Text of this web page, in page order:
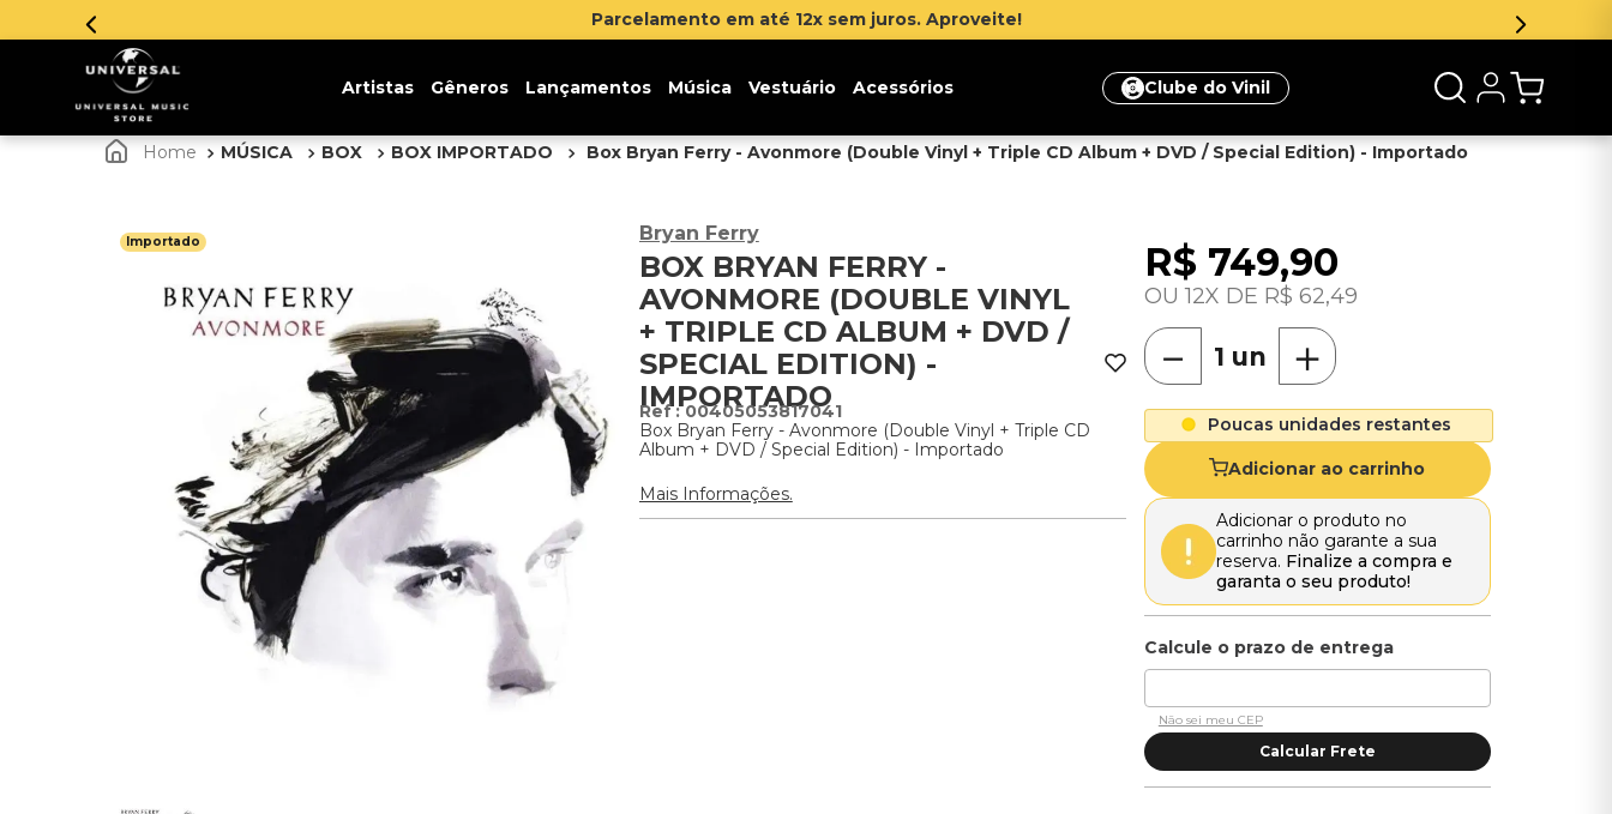
Inscreva-se na newsletter e ganhe 5% de desconto na sua primeira compra
Artistas Gêneros Lançamentos Música Vestuário Acessórios Clube do Vinil
MÚSICA BOX BOX IMPORTADO Box Bryan Ferry - Avonmore (Double Vinyl + Triple CD Album + DVD / Special Edition) - Importado
Importado Bryan Ferry
BOX BRYAN FERRY -
AVONMORE (DOUBLE VINYL
+ TRIPLE CD ALBUM + DVD /
SPECIAL EDITION) -
IMPORTADO
:00405053817041
Box Bryan Ferry - Avonmore (Double Vinyl + Triple CD
Album + DVD / Special Edition) - Importado
Mais Informações.
R$ 749,90
12 R$ 62,49
＋
－
Poucas unidades restantes
Adicionar ao carrinho
Adicionar o produto no
carrinho não garante a sua
reserva. Finalize a compra e
garanta o seu produto!
Não sei meu CEP